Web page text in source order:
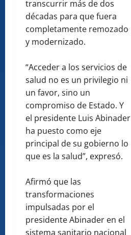
transcurrir más de dos
décadas para que fuera
completamente remozado
y modernizado.
“Acceder a los servicios de
salud no es un privilegio ni
un favor, sino un
compromiso de Estado. Y
el presidente Luis Abinader
ha puesto como eje
principal de su gobierno lo
que es la salud”, expresó.
Afirmó que las
transformaciones
impulsadas por el
presidente Abinader en el
sistema sanitario nacional